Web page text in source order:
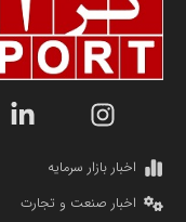
اخبار بازار سرمایه
اخبار صنعت و تجارت